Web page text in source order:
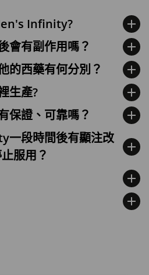
Infinity? add
有副作用嗎？ add
西藥有何分別？ add
生產? add
證、可靠嗎？ add
段時間後有顯注改
服用？
add
add
add